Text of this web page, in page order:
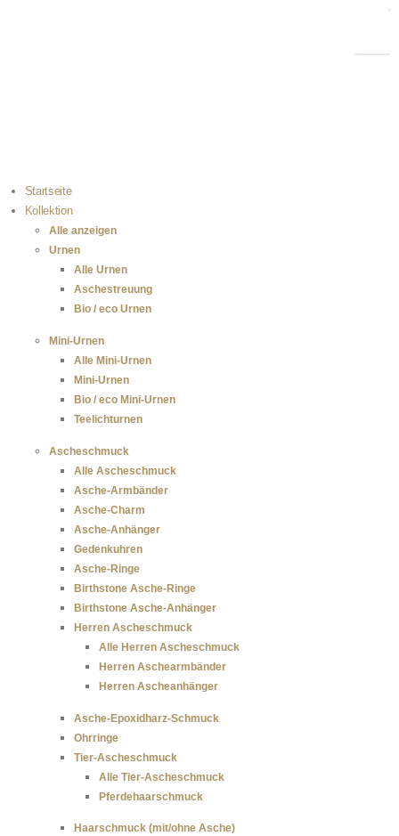
Startseite
Kollektion
Alle anzeigen
Urnen
Alle Urnen
Aschestreuung
Bio / eco Urnen
Mini-Urnen
Alle Mini-Urnen
Mini-Urnen
Bio / eco Mini-Urnen
Teelichturnen
Ascheschmuck
Alle Ascheschmuck
Asche-Armbänder
Asche-Charm
Asche-Anhänger
Gedenkuhren
Asche-Ringe
Birthstone Asche-Ringe
Birthstone Asche-Anhänger
Herren Ascheschmuck
Alle Herren Ascheschmuck
Herren Aschearmbänder
Herren Ascheanhänger
Asche-Epoxidharz-Schmuck
Ohrringe
Tier-Ascheschmuck
Alle Tier-Ascheschmuck
Pferdehaarschmuck
Haarschmuck (mit/ohne Asche)